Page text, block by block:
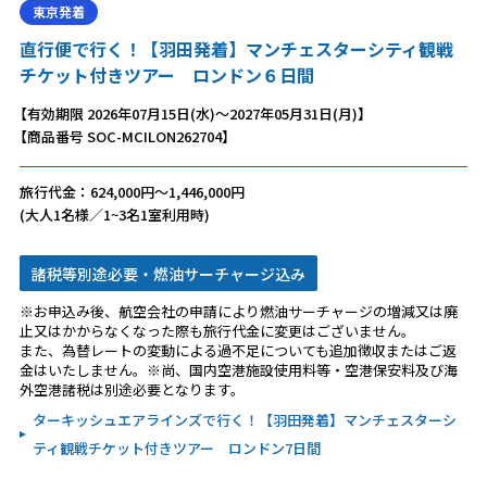
東京発着
直行便で行く！【羽田発着】マンチェスターシティ観戦
チケット付きツアー ロンドン６日間
【有効期限 2026年07月15日(水)～2027年05月31日(月)】
【商品番号 SOC-MCILON262704】
旅行代金：624,000円～1,446,000円
(大人1名様／1~3名1室利用時)
諸税等別途必要・燃油サーチャージ込み
※お申込み後、航空会社の申請により燃油サーチャージの増減又は廃
止又はかからなくなった際も旅行代金に変更はございません。
また、為替レートの変動による過不足についても追加徴収またはご返
金はいたしません。※尚、国内空港施設使用料等・空港保安料及び海
外空港諸税は別途必要となります。
ターキッシュエアラインズで行く！【羽田発着】マンチェスターシ
ティ観戦チケット付きツアー ロンドン7日間